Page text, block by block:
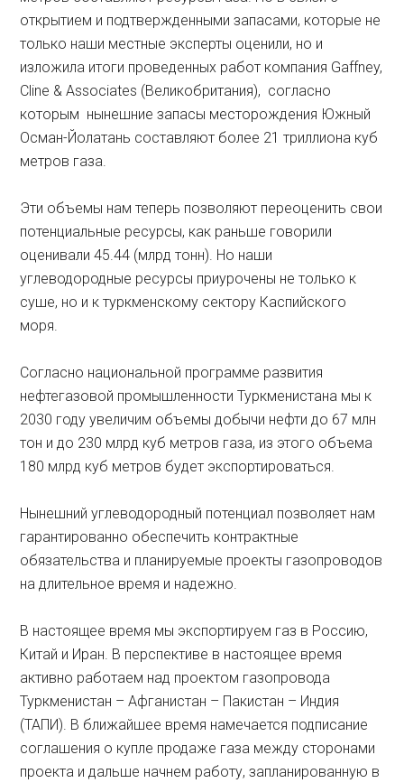
открытием и подтвержденными запасами, которые не
только наши местные эксперты оценили, но и
изложила итоги проведенных работ компания Gaffney,
Cline & Associates (Великобритания), согласно
которым нынешние запасы месторождения Южный
Осман-Йолатань составляют более 21 триллиона куб
метров газа.
Эти объемы нам теперь позволяют переоценить свои
потенциальные ресурсы, как раньше говорили
оценивали 45.44 (млрд тонн). Но наши
углеводородные ресурсы приурочены не только к
суше, но и к туркменскому сектору Каспийского
моря.
Согласно национальной программе развития
нефтегазовой промышленности Туркменистана мы к
2030 году увеличим объемы добычи нефти до 67 млн
тон и до 230 млрд куб метров газа, из этого объема
180 млрд куб метров будет экспортироваться.
Нынешний углеводородный потенциал позволяет нам
гарантированно обеспечить контрактные
обязательства и планируемые проекты газопроводов
на длительное время и надежно.
В настоящее время мы экспортируем газ в Россию,
Китай и Иран. В перспективе в настоящее время
активно работаем над проектом газопровода
Туркменистан – Афганистан – Пакистан – Индия
(ТАПИ). В ближайшее время намечается подписание
соглашения о купле продаже газа между сторонами
проекта и дальше начнем работу, запланированную в